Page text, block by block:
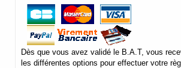
Dès que vous avez validé le B.A.T, vous
les différentes options pour effectuer votre